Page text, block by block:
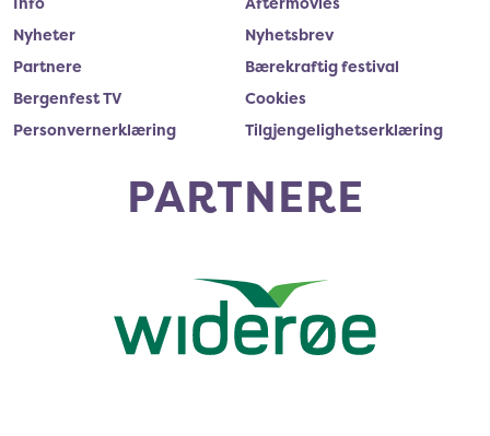
Nyheter
Nyhetsbrev
Partnere
Bærekraftig festival
Bergenfest TV
Cookies
Personvernerklæring
Tilgjengelighetserklæring
PARTNERE